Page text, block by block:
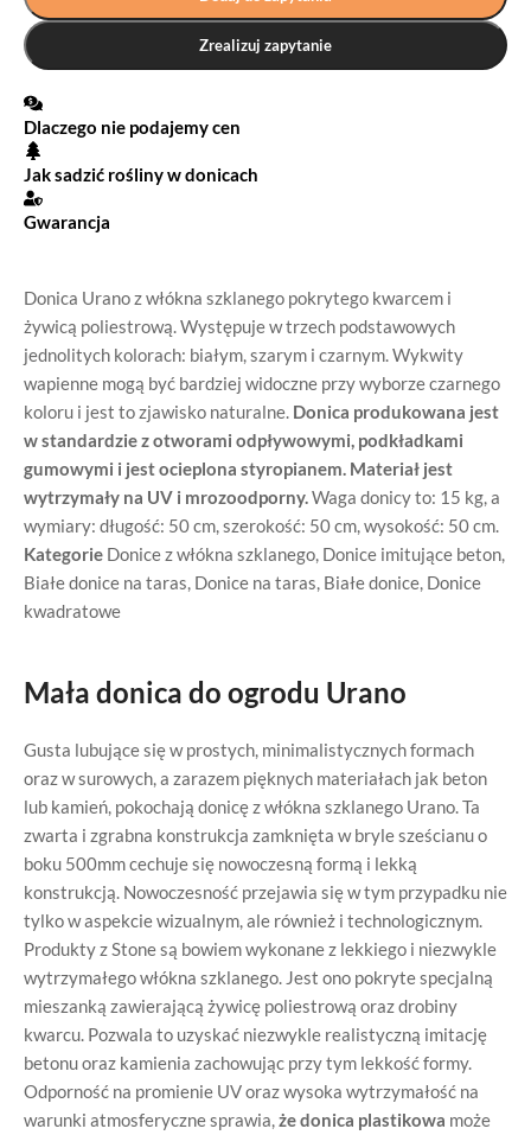
Donica Urano z włókna szklanego pokrytego kwarcem i
żywicą poliestrową. Występuje w trzech podstawowych
jednolitych kolorach: białym, szarym i czarnym. Wykwity
wapienne mogą być bardziej widoczne przy wyborze czarnego
koloru i jest to zjawisko naturalne. Donica produkowana jest
w standardzie z otworami odpływowymi, podkładkami
gumowymi i jest ocieplona styropianem. Materiał jest
wytrzymały na UV i mrozoodporny.Waga donicy to: 15 kg, a
wymiary: długość: 50 cm, szerokość: 50 cm, wysokość: 50 cm.
Kategorie Donice z włókna szklanego, Donice imitujące beton,
Białe donice na taras, Donice na taras, Białe donice, Donice
kwadratowe
Mała donica do ogrodu Urano
Gusta lubujące się w prostych, minimalistycznych formach
oraz w surowych, a zarazem pięknych materiałach jak beton
lub kamień, pokochają donicę z włókna szklanego Urano. Ta
zwarta i zgrabna konstrukcja zamknięta w bryle sześcianu o
boku 500mm cechuje się nowoczesną formą i lekką
konstrukcją. Nowoczesność przejawia się w tym przypadku nie
tylko w aspekcie wizualnym, ale również i technologicznym.
Produkty z Stone są bowiem wykonane z lekkiego i niezwykle
wytrzymałego włókna szklanego. Jest ono pokryte specjalną
mieszanką zawierającą żywicę poliestrową oraz drobiny
kwarcu. Pozwala to uzyskać niezwykle realistyczną imitację
betonu oraz kamienia zachowując przy tym lekkość formy.
Odporność na promienie UV oraz wysoka wytrzymałość na
warunki atmosferyczne sprawia,że donica plastikowa może
Zrealizuj zapytanie
Dlaczego nie podajemy cen
Jak sadzić rośliny w donicach
Gwarancja